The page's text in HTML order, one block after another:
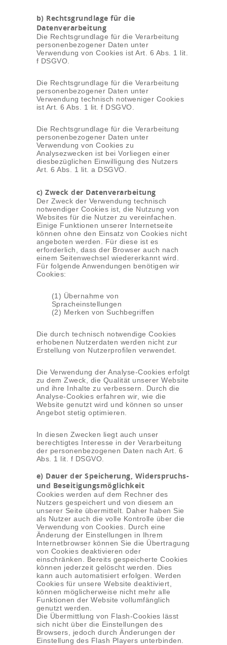
b) Rechtsgrundlage für die
Datenverarbeitung
Die Rechtsgrundlage für die Verarbeitung
personenbezogener Daten unter
Verwendung von Cookies ist Art. 6 Abs. 1 lit.
f DSGVO.
Die Rechtsgrundlage für die Verarbeitung
personenbezogener Daten unter
Verwendung technisch notweniger Cookies
ist Art. 6 Abs. 1 lit. f DSGVO.
Die Rechtsgrundlage für die Verarbeitung
personenbezogener Daten unter
Verwendung von Cookies zu
Analysezwecken ist bei Vorliegen einer
diesbezüglichen Einwilligung des Nutzers
Art. 6 Abs. 1 lit. a DSGVO.
c) Zweck der Datenverarbeitung
Der Zweck der Verwendung technisch
notwendiger Cookies ist, die Nutzung von
Websites für die Nutzer zu vereinfachen.
Einige Funktionen unserer Internetseite
können ohne den Einsatz von Cookies nicht
angeboten werden. Für diese ist es
erforderlich, dass der Browser auch nach
einem Seitenwechsel wiedererkannt wird.
Für folgende Anwendungen benötigen wir
Cookies:
(1) Übernahme von
Spracheinstellungen
(2) Merken von Suchbegriffen
Die durch technisch notwendige Cookies
erhobenen Nutzerdaten werden nicht zur
Erstellung von Nutzerprofilen verwendet.
Die Verwendung der Analyse-Cookies erfolgt
zu dem Zweck, die Qualität unserer Website
und ihre Inhalte zu verbessern. Durch die
Analyse-Cookies erfahren wir, wie die
Website genutzt wird und können so unser
Angebot stetig optimieren.
In diesen Zwecken liegt auch unser
berechtigtes Interesse in der Verarbeitung
der personenbezogenen Daten nach Art. 6
Abs. 1 lit. f DSGVO.
e) Dauer der Speicherung, Widerspruchs-
und Beseitigungsmöglichkeit
Cookies werden auf dem Rechner des
Nutzers gespeichert und von diesem an
unserer Seite übermittelt. Daher haben Sie
als Nutzer auch die volle Kontrolle über die
Verwendung von Cookies. Durch eine
Änderung der Einstellungen in Ihrem
Internetbrowser können Sie die Übertragung
von Cookies deaktivieren oder
einschränken. Bereits gespeicherte Cookies
können jederzeit gelöscht werden. Dies
kann auch automatisiert erfolgen. Werden
Cookies für unsere Website deaktiviert,
können möglicherweise nicht mehr alle
Funktionen der Website vollumfänglich
genutzt werden.
Die Übermittlung von Flash-Cookies lässt
sich nicht über die Einstellungen des
Browsers, jedoch durch Änderungen der
Einstellung des Flash Players unterbinden.